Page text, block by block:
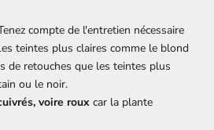
compte de l'entretien nécessaire
teintes plus claires comme le blond
de retouches que les teintes plus
ou le noir.
voire roux car la plante